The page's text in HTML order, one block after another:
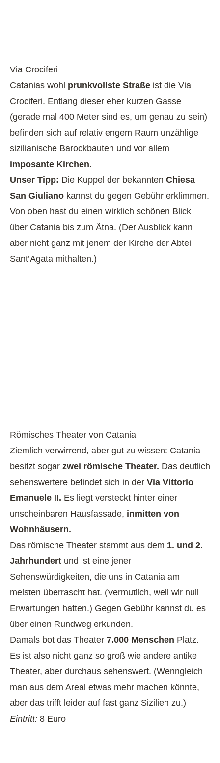
Via Crociferi
Catanias wohl prunkvollste Straße ist die Via
Crociferi. Entlang dieser eher kurzen Gasse
(gerade mal 400 Meter sind es, um genau zu sein)
befinden sich auf relativ engem Raum unzählige
sizilianische Barockbauten und vor allem
imposante Kirchen.
Unser Tipp: Die Kuppel der bekannten Chiesa
San Giuliano kannst du gegen Gebühr erklimmen.
Von oben hast du einen wirklich schönen Blick
über Catania bis zum Ätna. (Der Ausblick kann
aber nicht ganz mit jenem der Kirche der Abtei
Sant’Agata mithalten.)
Römisches Theater von Catania
Ziemlich verwirrend, aber gut zu wissen: Catania
besitzt sogar zwei römische Theater. Das deutlich
sehenswertere befindet sich in der Via Vittorio
Emanuele II. Es liegt versteckt hinter einer
unscheinbaren Hausfassade, inmitten von
Wohnhäusern.
Das römische Theater stammt aus dem 1. und 2.
Jahrhundert und ist eine jener
Sehenswürdigkeiten, die uns in Catania am
meisten überrascht hat. (Vermutlich, weil wir null
Erwartungen hatten.) Gegen Gebühr kannst du es
über einen Rundweg erkunden.
Damals bot das Theater 7.000 Menschen Platz.
Es ist also nicht ganz so groß wie andere antike
Theater, aber durchaus sehenswert. (Wenngleich
man aus dem Areal etwas mehr machen könnte,
aber das trifft leider auf fast ganz Sizilien zu.)
Eintritt: 8 Euro